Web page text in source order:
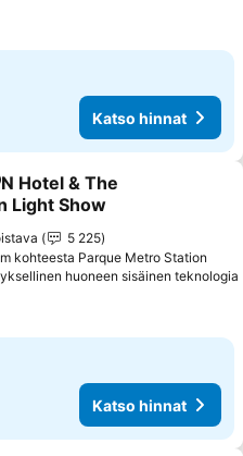
Katso hinnat
suosikkeihin
Hotel & The
Light Show
5 225
kohteesta Parque Metro Station
huoneen sisäinen teknologia
Katso hinnat